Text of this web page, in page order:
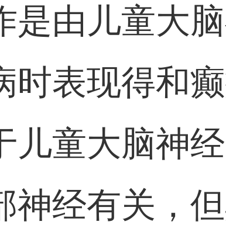
是由儿童大
时表现得和
儿童大脑神
神经有关，